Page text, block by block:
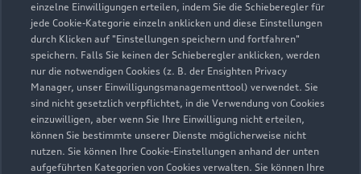
einzelne Einwilligungen erteilen, indem Sie die Schieberegler für
jede Cookie-Kategorie einzeln anklicken und diese Einstellungen
durch Klicken auf "Einstellungen speichern und fortfahren"
speichern. Falls Sie keinen der Schieberegler anklicken, werden
nur die notwendigen Cookies (z. B. der Ensighten Privacy
Manager, unser Einwilligungsmanagementtool) verwendet. Sie
sind nicht gesetzlich verpflichtet, in die Verwendung von Cookies
einzuwilligen, aber wenn Sie Ihre Einwilligung nicht erteilen,
können Sie bestimmte unserer Dienste möglicherweise nicht
nutzen. Sie können Ihre Cookie-Einstellungen anhand der unten
aufgeführten Kategorien von Cookies verwalten. Sie können Ihre